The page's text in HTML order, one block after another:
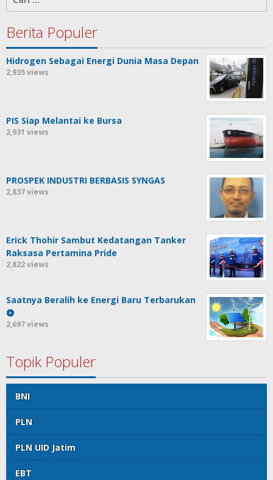
untuk:
Berita Populer
Hidrogen Sebagai Energi Dunia Masa Depan
2,935 views
PIS Siap Melantai ke Bursa
2,931 views
PROSPEK INDUSTRI BERBASIS SYNGAS
2,837 views
Erick Thohir Sambut Kedatangan Tanker
Raksasa Pertamina Pride
2,822 views
Saatnya Beralih ke Energi Baru Terbarukan
2,697 views
Topik Populer
BNI
PLN
PLN UID Jatim
EBT